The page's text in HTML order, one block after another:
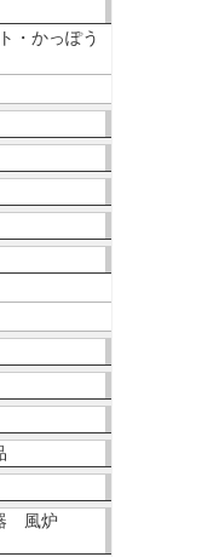
・かっぽう
風炉